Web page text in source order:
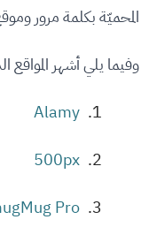
المحميّة بكلمة مرور
وفيما يلي أشهر
Alamy
500px
Pro